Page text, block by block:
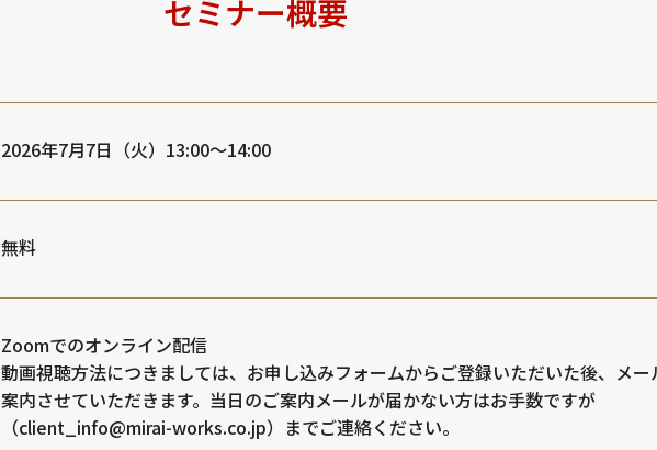
セミナー概要
2026年7月7日（火）13:00～14:00
無料
Zoomでのオンライン配信
動画視聴方法につきましては、お申し込みフォームからご登録いただいた後、メー
案内させていただきます。当日のご案内メールが届かない方はお手数ですが
（client_info@mirai-works.co.jp）までご連絡ください。